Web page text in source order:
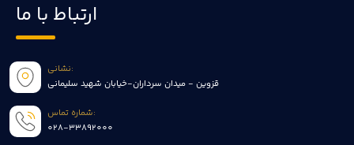
ارتباط با ما
نشانی:
قزوین - میدان سرداران-خیابان شهید سلیمانی
شماره تماس:
028-33892000